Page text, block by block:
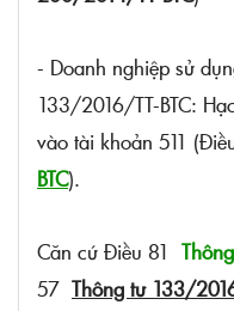
- Doanh nghiệp sử
133/2016/TT-BTC:
vào tài khoản 511
BTC).
Căn cứ Điều 81
57 Thông tư 133/